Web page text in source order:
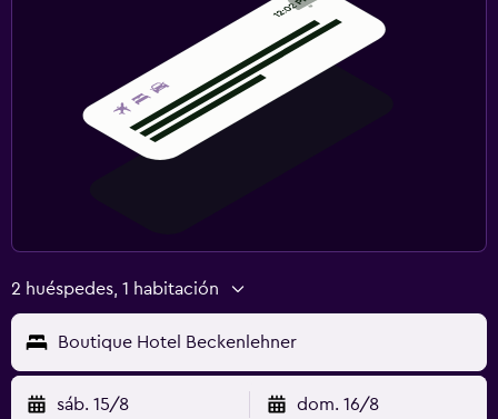
2 huéspedes, 1 habitación
Boutique Hotel Beckenlehner
sáb. 15/8 dom. 16/8